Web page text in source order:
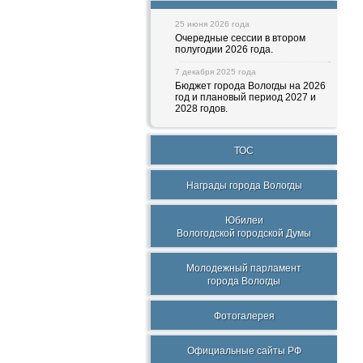
25 июня 2026 года
Очередные сессии в втором
полугодии 2026 года.
7 декабря 2025 года
Бюджет города Вологды на 2026
год и плановый период 2027 и
2028 годов.
ТОС
Награды города Вологды
Юбилеи
Вологодской городской Думы
Молодежный парламент
города Вологды
Фотогалерея
Официальные сайты РФ